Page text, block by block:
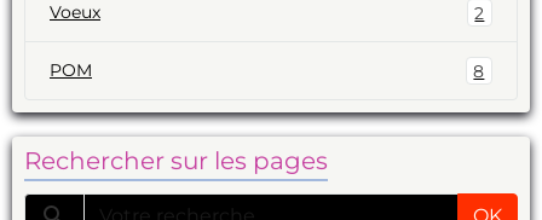
Voeux 2
POM 8
Rechercher sur les pages